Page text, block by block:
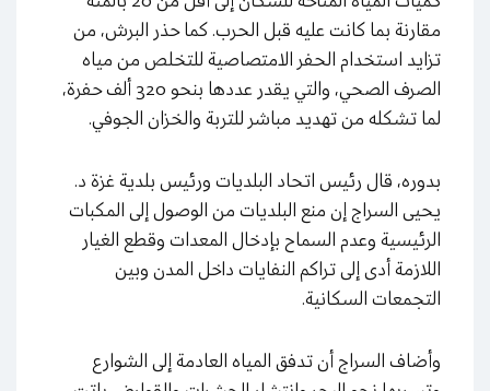
مقارنة بما كانت عليه قبل الحرب. كما حذر البرش، من
تزايد استخدام الحفر الامتصاصية للتخلص من مياه
الصرف الصحي، والتي يقدر عددها بنحو 320 ألف حفرة،
لما تشكله من تهديد مباشر للتربة والخزان الجوفي.
بدوره، قال رئيس اتحاد البلديات ورئيس بلدية غزة د.
يحيى السراج إن منع البلديات من الوصول إلى المكبات
الرئيسية وعدم السماح بإدخال المعدات وقطع الغيار
اللازمة أدى إلى تراكم النفايات داخل المدن وبين
التجمعات السكانية.
وأضاف السراج أن تدفق المياه العادمة إلى الشوارع